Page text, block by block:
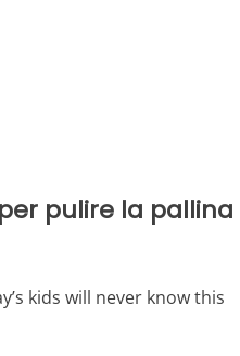
pulire la pallina
kids will never know this